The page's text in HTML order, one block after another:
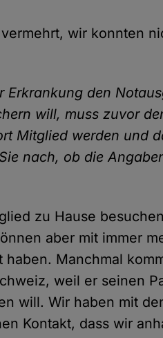
wir konnten
Erkrankung den
will, muss zuvor
Mitglied werden und
nach, ob die
zu Hause
aber mit immer
Manchmal
weil er seinen
will. Wir haben mit
Kontakt, dass wir